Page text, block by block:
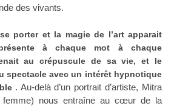
des vivants.
porter et la magie de l’art apparait
à chaque mot à chaque
au crépuscule de sa vie, et le
spectacle avec un intérêt hypnotique
. Au-delà d’un portrait d’artiste, Mitra
femme) nous entraîne au cœur de la